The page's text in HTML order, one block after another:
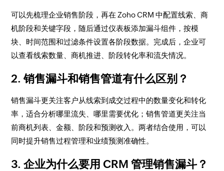
可以先梳理企业销售阶段，再在 Zoho CRM 中配置线索、商
机阶段和关键字段，随后通过仪表板添加漏斗组件，按模
块、时间范围和过滤条件设置各阶段数据。完成后，企业可
以查看线索数量、商机推进、阶段转化率和流失情况。
2. 销售漏斗和销售管道有什么区别？
销售漏斗更关注客户从线索到成交过程中的数量变化和转化
率，适合分析哪里流失、哪里需要优化；销售管道更关注当
前商机列表、金额、阶段和预测收入。两者结合使用，可以
同时提升销售过程管理和业绩预测准确性。
3. 企业为什么要用 CRM 管理销售漏斗？